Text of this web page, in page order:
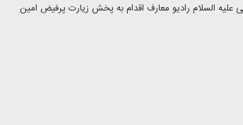
علیه السلام رادیو معارف اقدام به پخش زیارت پرفیض امین